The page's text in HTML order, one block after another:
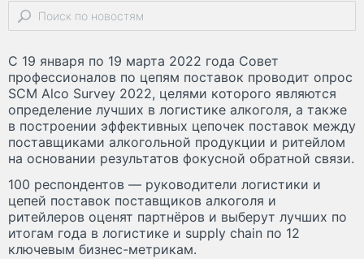
С 19 января по 19 марта 2022 года Совет
профессионалов по цепям поставок проводит опрос
SCM Alco Survey 2022, целями которого являются
определение лучших в логистике алкоголя, а также
в построении эффективных цепочек поставок между
поставщиками алкогольной продукции и ритейлом
на основании результатов фокусной обратной связи.
100 респондентов — руководители логистики и
цепей поставок поставщиков алкоголя и
ритейлеров оценят партнёров и выберут лучших по
итогам года в логистике и supply chain по 12
ключевым бизнес-метрикам.